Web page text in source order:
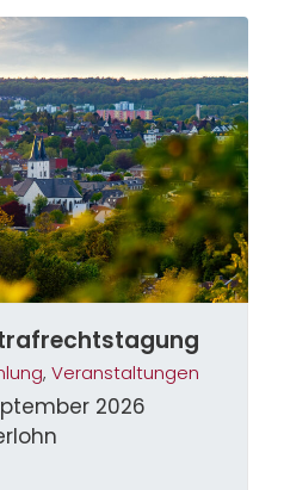
, Veranstaltungen
2026